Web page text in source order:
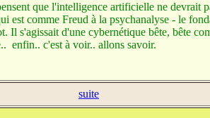
que l'intelligence artificielle ne devrait
comme Freud à la psychanalyse - le
s'agissait d'une cybernétique bête, bête
enfin.. c'est à voir.. allons savoir.
suite